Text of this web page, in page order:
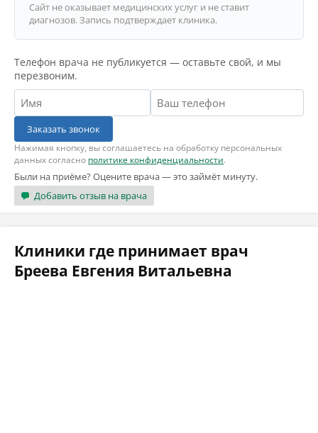
Сайт не оказывает медицинских услуг и не ставит
диагнозов. Запись подтверждает клиника.
Телефон врача не публикуется — оставьте свой, и мы
перезвоним.
Заказать звонок
Нажимая кнопку, вы соглашаетесь на обработку персональных
данных согласно политике конфиденциальности.
Были на приёме? Оцените врача — это займёт минуту.
Добавить отзыв на врача
Клиники где принимает врач
Бреева Евгения Витальевна